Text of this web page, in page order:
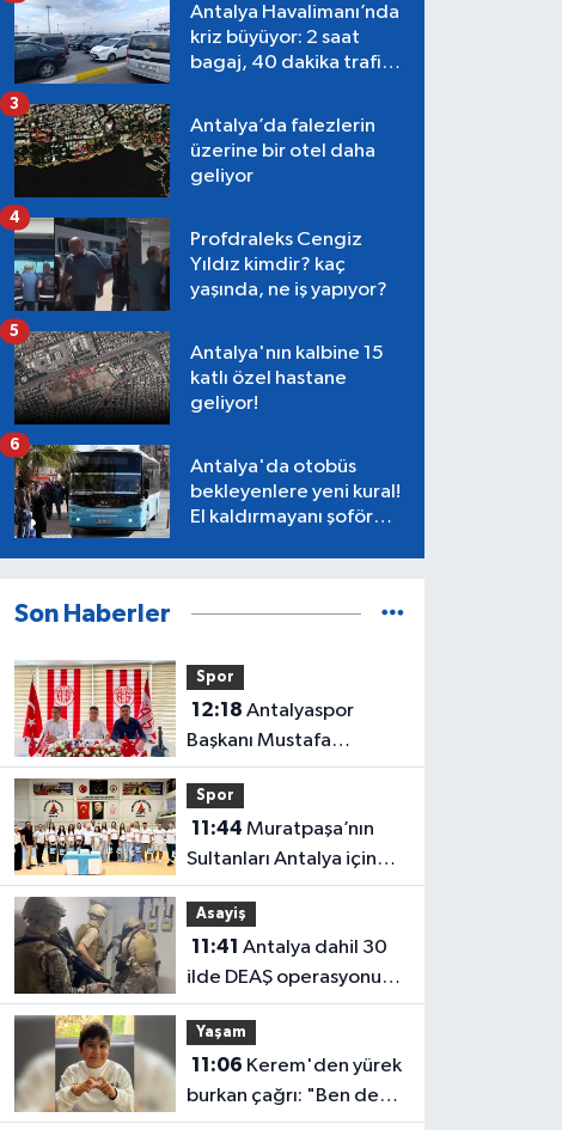
Antalya Havalimanı’nda
kriz büyüyor: 2 saat
bagaj, 40 dakika trafik,
Antalya’da falezlerin
üzerine bir otel daha
geliyor
3
Profdraleks Cengiz
Yıldız kimdir? kaç
yaşında, ne iş yapıyor?
4
Antalya'nın kalbine 15
katlı özel hastane
geliyor!
5
Antalya'da otobüs
bekleyenlere yeni kural!
El kaldırmayanı şoför
6
Son Haberler
Spor
12:18
Başkanı Mustafa
Ergün'den rest: “Kimse
bizim onayımız olmadan
gidemez”
Spor
11:44
Sultanları Antalya için
sahaya çıkmaya hazır
Asayiş
11:41
ilde DEAŞ operasyonu!
104 şüpheli yakalandı
Yaşam
11:06
burkan çağrı: "Ben de